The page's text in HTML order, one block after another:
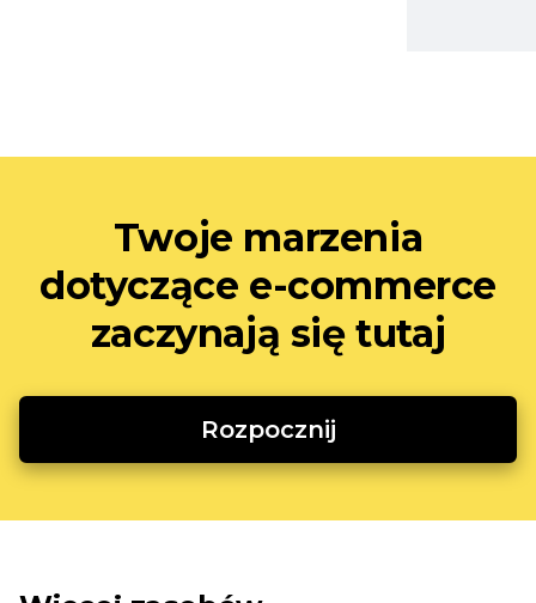
Twoje marzenia
dotyczące e-commerce
zaczynają się tutaj
Rozpocznij